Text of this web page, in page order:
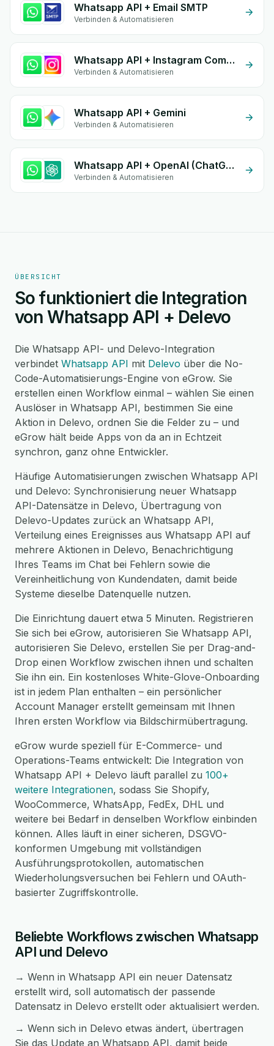
Whatsapp API + Email SMTP
Verbinden & Automatisieren
Whatsapp API + Instagram Comment
Verbinden & Automatisieren
Whatsapp API + Gemini
Verbinden & Automatisieren
Whatsapp API + OpenAI (ChatGPT)
Verbinden & Automatisieren
ÜBERSICHT
So funktioniert die Integration
von Whatsapp API + Delevo
Die Whatsapp API- und Delevo-Integration
verbindet Whatsapp API mit Delevo über die No-
Code-Automatisierungs-Engine von eGrow. Sie
erstellen einen Workflow einmal – wählen Sie einen
Auslöser in Whatsapp API, bestimmen Sie eine
Aktion in Delevo, ordnen Sie die Felder zu – und
eGrow hält beide Apps von da an in Echtzeit
synchron, ganz ohne Entwickler.
Häufige Automatisierungen zwischen Whatsapp API
und Delevo: Synchronisierung neuer Whatsapp
API-Datensätze in Delevo, Übertragung von
Delevo-Updates zurück an Whatsapp API,
Verteilung eines Ereignisses aus Whatsapp API auf
mehrere Aktionen in Delevo, Benachrichtigung
Ihres Teams im Chat bei Fehlern sowie die
Vereinheitlichung von Kundendaten, damit beide
Systeme dieselbe Datenquelle nutzen.
Die Einrichtung dauert etwa 5 Minuten. Registrieren
Sie sich bei eGrow, autorisieren Sie Whatsapp API,
autorisieren Sie Delevo, erstellen Sie per Drag-and-
Drop einen Workflow zwischen ihnen und schalten
Sie ihn ein. Ein kostenloses White-Glove-Onboarding
ist in jedem Plan enthalten – ein persönlicher
Account Manager erstellt gemeinsam mit Ihnen
Ihren ersten Workflow via Bildschirmübertragung.
eGrow wurde speziell für E-Commerce- und
Operations-Teams entwickelt: Die Integration von
Whatsapp API + Delevo läuft parallel zu 100+
weitere Integrationen, sodass Sie Shopify,
WooCommerce, WhatsApp, FedEx, DHL und
weitere bei Bedarf in denselben Workflow einbinden
können. Alles läuft in einer sicheren, DSGVO-
konformen Umgebung mit vollständigen
Ausführungsprotokollen, automatischen
Wiederholungsversuchen bei Fehlern und OAuth-
basierter Zugriffskontrolle.
Beliebte Workflows zwischen Whatsapp
API und Delevo
→ Wenn in Whatsapp API ein neuer Datensatz
erstellt wird, soll automatisch der passende
Datensatz in Delevo erstellt oder aktualisiert werden.
→ Wenn sich in Delevo etwas ändert, übertragen
Sie das Update an Whatsapp API, damit beide